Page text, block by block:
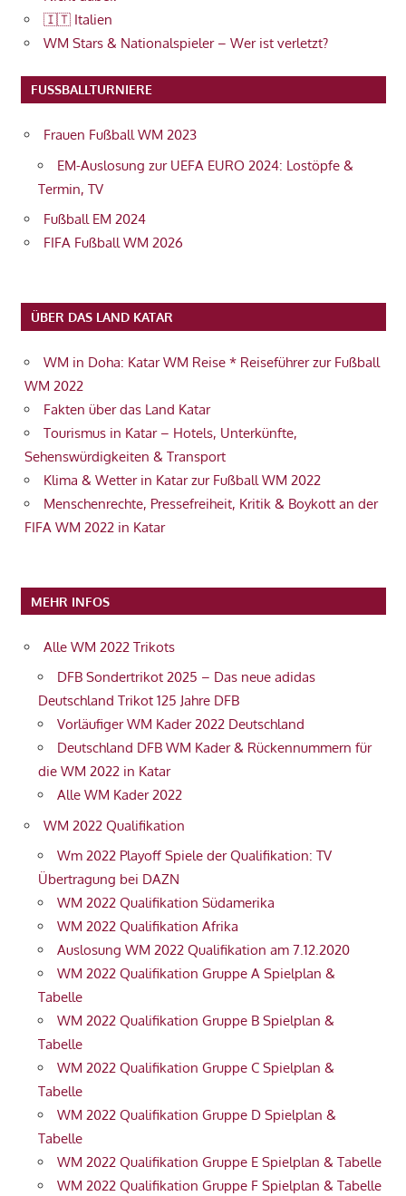
🇮🇹 Italien
WM Stars & Nationalspieler – Wer ist verletzt?
FUSSBALLTURNIERE
Frauen Fußball WM 2023
EM-Auslosung zur UEFA EURO 2024: Lostöpfe &
Termin, TV
Fußball EM 2024
FIFA Fußball WM 2026
ÜBER DAS LAND KATAR
WM in Doha: Katar WM Reise * Reiseführer zur Fußball
WM 2022
Fakten über das Land Katar
Tourismus in Katar – Hotels, Unterkünfte,
Sehenswürdigkeiten & Transport
Klima & Wetter in Katar zur Fußball WM 2022
Menschenrechte, Pressefreiheit, Kritik & Boykott an der
FIFA WM 2022 in Katar
MEHR INFOS
Alle WM 2022 Trikots
DFB Sondertrikot 2025 – Das neue adidas
Deutschland Trikot 125 Jahre DFB
Vorläufiger WM Kader 2022 Deutschland
Deutschland DFB WM Kader & Rückennummern für
die WM 2022 in Katar
Alle WM Kader 2022
WM 2022 Qualifikation
Wm 2022 Playoff Spiele der Qualifikation: TV
Übertragung bei DAZN
WM 2022 Qualifikation Südamerika
WM 2022 Qualifikation Afrika
Auslosung WM 2022 Qualifikation am 7.12.2020
WM 2022 Qualifikation Gruppe A Spielplan &
Tabelle
WM 2022 Qualifikation Gruppe B Spielplan &
Tabelle
WM 2022 Qualifikation Gruppe C Spielplan &
Tabelle
WM 2022 Qualifikation Gruppe D Spielplan &
Tabelle
WM 2022 Qualifikation Gruppe E Spielplan & Tabelle
WM 2022 Qualifikation Gruppe F Spielplan & Tabelle